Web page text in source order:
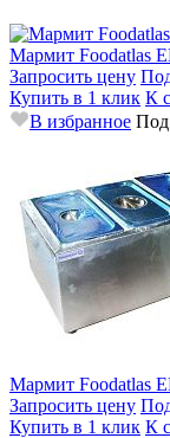
Мармит Foodatlas
Запросить цену
Купить в 1 клик К
В избранное Под
Мармит Foodatlas
Запросить цену
Купить в 1 клик К